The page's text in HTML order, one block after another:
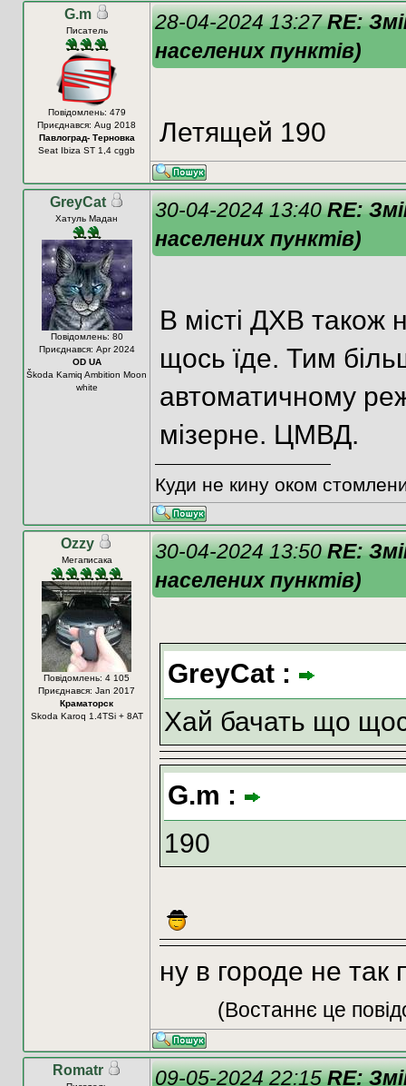
G.m
Писатель
Повідомлень: 479
Приєднався: Aug 2018
Павлоград- Терновка
Seat Ibiza ST 1,4 cggb
28-04-2024 13:27RE:
населених пунктів)
Летящей 190
GreyCat
Хатуль Мадан
Повідомлень: 80
Приєднався: Apr 2024
OD UA
Škoda Kamiq Ambition Moon
white
30-04-2024 13:40RE:
населених пунктів)
В місті ДХВ також
щось їде. Тим
автоматичному
мізерне. ЦМВД.
Куди не кину оком
Ozzy
Мегаписака
Повідомлень: 4 105
Приєднався: Jan 2017
Краматорск
Skoda Karoq 1.4TSi + 8АТ
30-04-2024 13:50RE:
населених пунктів)
GreyCat :
Хай бачать що
G.m :
190
ну в городе не так
(Востаннє це
Romatr 09-05-2024 22:15RE: